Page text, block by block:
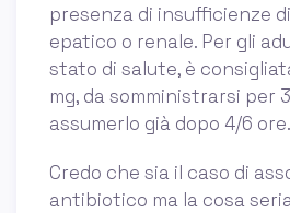
presenza di insufficienze
epatico o renale. Per gli
stato di salute, è
mg, da somministrarsi per
assumerlo già dopo 4/6 ore.
Credo che sia il caso di
antibiotico ma la cosa